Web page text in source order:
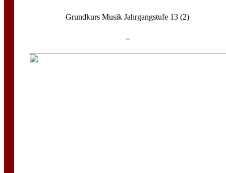
Grundkurs Musik Jahrgangstufe 13 (2)
–